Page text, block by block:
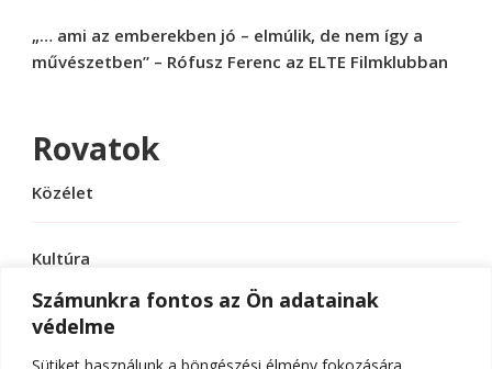
Számunkra fontos az Ön adatainak
védelme
Sütiket használunk a böngészési élmény fokozására,
„… ami az emberekben jó – elmúlik, de nem így a
művészetben” – Rófusz Ferenc az ELTE Filmklubban
Rovatok
Közélet
Kultúra
Sport